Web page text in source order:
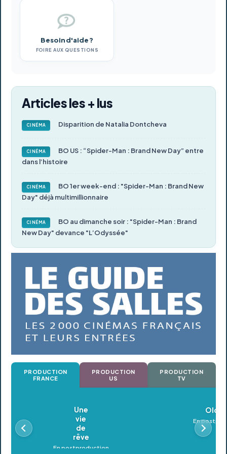
Besoin d'aide ?
FOIRE AUX QUESTIONS
Articles les + lus
CINÉMA Disparition de Natalia Dontcheva
CINÉMA
BO US : “Spider-Man : Brand New Day” entre
dans l’histoire
CINÉMA
BO 1er week-end : "Spider-Man : Brand New
Day" déjà multimillionnaire
CINÉMA
BO au dimanche soir : "Spider-Man : Brand
New Day" devance "L’Odyssée"
PRODUCTION
FRANCE
PRODUCTION
US
PRODUCTION
TV
Oldeupe
En postproduction